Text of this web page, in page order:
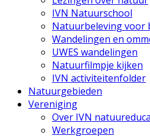
IVN Natuurschool
Natuurbeleving voor
Wandelingen en
UWES wandelingen
Natuurfilmpje kijken
IVN activiteitenfolder
Natuurgebieden
Vereniging
Over IVN
Werkgroepen